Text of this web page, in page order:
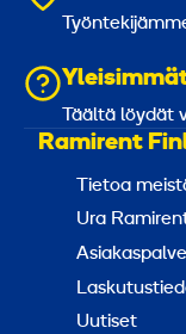
Täältä löydät
Ramirent
Tietoa
Ura
Uutiset